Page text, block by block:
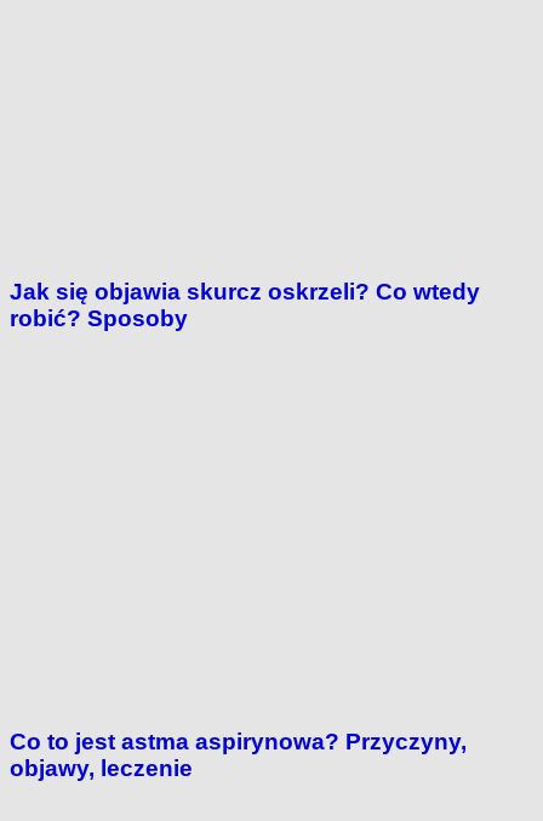
Jak się objawia skurcz oskrzeli? Co wtedy
robić? Sposoby
Co to jest astma aspirynowa? Przyczyny,
objawy, leczenie